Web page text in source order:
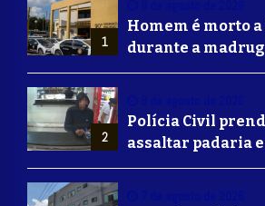
1
Homem é morto
durante a
Mansa
2
Polícia Civil
assaltar padaria
Mansa